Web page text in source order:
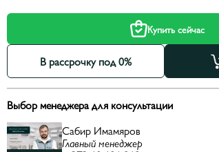
Купить сейчас
В рассрочку под 0%
Выбор менеджера для консультации
Сабир Имамяров
Главный менеджер